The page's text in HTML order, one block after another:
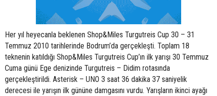
Her yıl heyecanla beklenen Shop&Miles Turgutreis Cup 30 – 31
Temmuz 2010 tarihlerinde Bodrum’da gerçekleşti. Toplam 18
teknenin katıldığı Shop&Miles Turgutreis Cup’ın ilk yarışı 30 Temmuz
Cuma günü Ege denizinde Turgutreis – Didim rotasında
gerçekleştirildi. Asterisk – UNO 3 saat 36 dakika 37 saniyelik
derecesi ile yarışın ilk gününe damgasını vurdu. Yarışların ikinci ayağı